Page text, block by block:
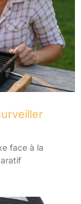
face à la